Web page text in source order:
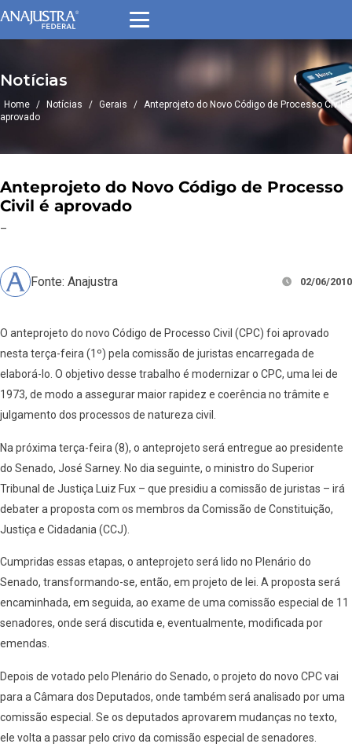
Notícias
Home / Notícias / Gerais / Anteprojeto do Novo Código de Processo Civil é
aprovado
Anteprojeto do Novo Código de Processo
Civil é aprovado
–
Fonte: Anajustra 02/06/2010
O anteprojeto do novo Código de Processo Civil (CPC) foi aprovado
nesta terça-feira (1º) pela comissão de juristas encarregada de
elaborá-lo. O objetivo desse trabalho é modernizar o CPC, uma lei de
1973, de modo a assegurar maior rapidez e coerência no trâmite e
julgamento dos processos de natureza civil.
Na próxima terça-feira (8), o anteprojeto será entregue ao presidente
do Senado, José Sarney. No dia seguinte, o ministro do Superior
Tribunal de Justiça Luiz Fux – que presidiu a comissão de juristas – irá
debater a proposta com os membros da Comissão de Constituição,
Justiça e Cidadania (CCJ).
Cumpridas essas etapas, o anteprojeto será lido no Plenário do
Senado, transformando-se, então, em projeto de lei. A proposta será
encaminhada, em seguida, ao exame de uma comissão especial de 11
senadores, onde será discutida e, eventualmente, modificada por
emendas.
Depois de votado pelo Plenário do Senado, o projeto do novo CPC vai
para a Câmara dos Deputados, onde também será analisado por uma
comissão especial. Se os deputados aprovarem mudanças no texto,
ele volta a passar pelo crivo da comissão especial de senadores.